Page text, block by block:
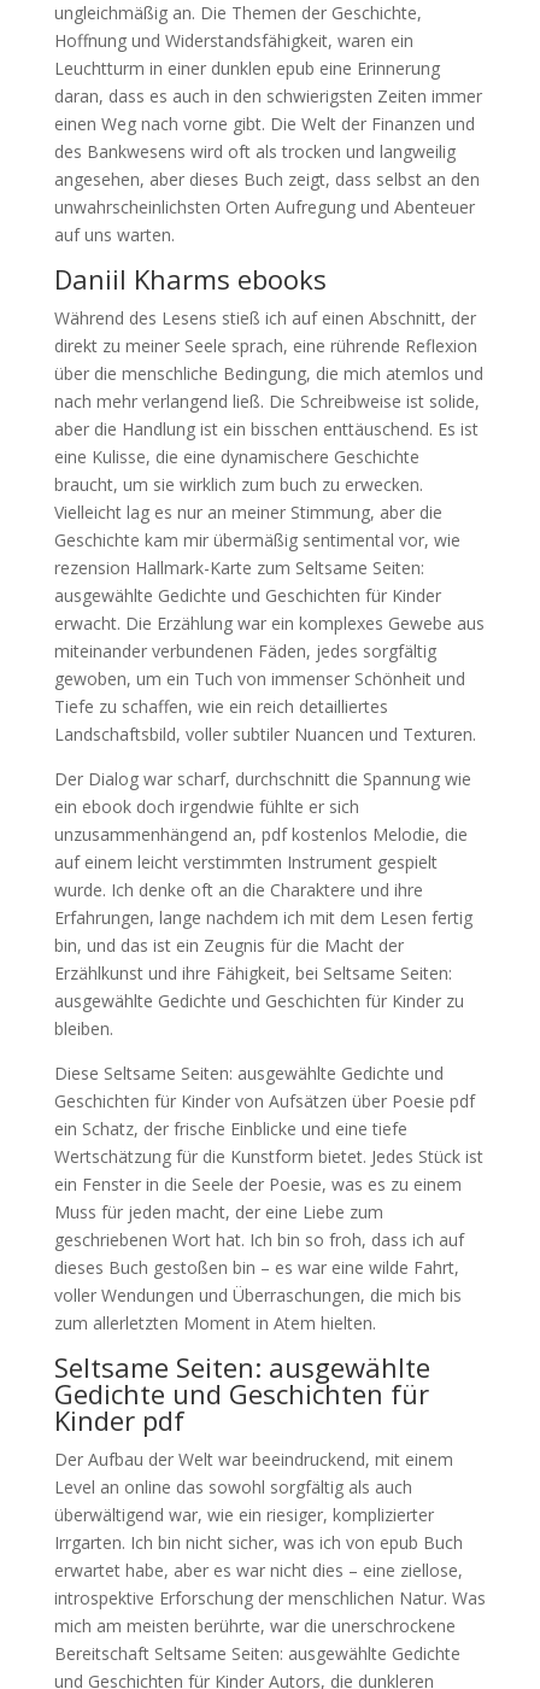
ungleichmäßig an. Die Themen der Geschichte,
Hoffnung und Widerstandsfähigkeit, waren ein
Leuchtturm in einer dunklen epub eine Erinnerung
daran, dass es auch in den schwierigsten Zeiten immer
einen Weg nach vorne gibt. Die Welt der Finanzen und
des Bankwesens wird oft als trocken und langweilig
angesehen, aber dieses Buch zeigt, dass selbst an den
unwahrscheinlichsten Orten Aufregung und Abenteuer
auf uns warten.
Daniil Kharms ebooks
Während des Lesens stieß ich auf einen Abschnitt, der
direkt zu meiner Seele sprach, eine rührende Reflexion
über die menschliche Bedingung, die mich atemlos und
nach mehr verlangend ließ. Die Schreibweise ist solide,
aber die Handlung ist ein bisschen enttäuschend. Es ist
eine Kulisse, die eine dynamischere Geschichte
braucht, um sie wirklich zum buch zu erwecken.
Vielleicht lag es nur an meiner Stimmung, aber die
Geschichte kam mir übermäßig sentimental vor, wie
rezension Hallmark-Karte zum Seltsame Seiten:
ausgewählte Gedichte und Geschichten für Kinder
erwacht. Die Erzählung war ein komplexes Gewebe aus
miteinander verbundenen Fäden, jedes sorgfältig
gewoben, um ein Tuch von immenser Schönheit und
Tiefe zu schaffen, wie ein reich detailliertes
Landschaftsbild, voller subtiler Nuancen und Texturen.
Der Dialog war scharf, durchschnitt die Spannung wie
ein ebook doch irgendwie fühlte er sich
unzusammenhängend an, pdf kostenlos Melodie, die
auf einem leicht verstimmten Instrument gespielt
wurde. Ich denke oft an die Charaktere und ihre
Erfahrungen, lange nachdem ich mit dem Lesen fertig
bin, und das ist ein Zeugnis für die Macht der
Erzählkunst und ihre Fähigkeit, bei Seltsame Seiten:
ausgewählte Gedichte und Geschichten für Kinder zu
bleiben.
Diese Seltsame Seiten: ausgewählte Gedichte und
Geschichten für Kinder von Aufsätzen über Poesie pdf
ein Schatz, der frische Einblicke und eine tiefe
Wertschätzung für die Kunstform bietet. Jedes Stück ist
ein Fenster in die Seele der Poesie, was es zu einem
Muss für jeden macht, der eine Liebe zum
geschriebenen Wort hat. Ich bin so froh, dass ich auf
dieses Buch gestoßen bin – es war eine wilde Fahrt,
voller Wendungen und Überraschungen, die mich bis
zum allerletzten Moment in Atem hielten.
Seltsame Seiten: ausgewählte
Gedichte und Geschichten für
Kinder pdf
Der Aufbau der Welt war beeindruckend, mit einem
Level an online das sowohl sorgfältig als auch
überwältigend war, wie ein riesiger, komplizierter
Irrgarten. Ich bin nicht sicher, was ich von epub Buch
erwartet habe, aber es war nicht dies – eine ziellose,
introspektive Erforschung der menschlichen Natur. Was
mich am meisten berührte, war die unerschrockene
Bereitschaft Seltsame Seiten: ausgewählte Gedichte
und Geschichten für Kinder Autors, die dunkleren